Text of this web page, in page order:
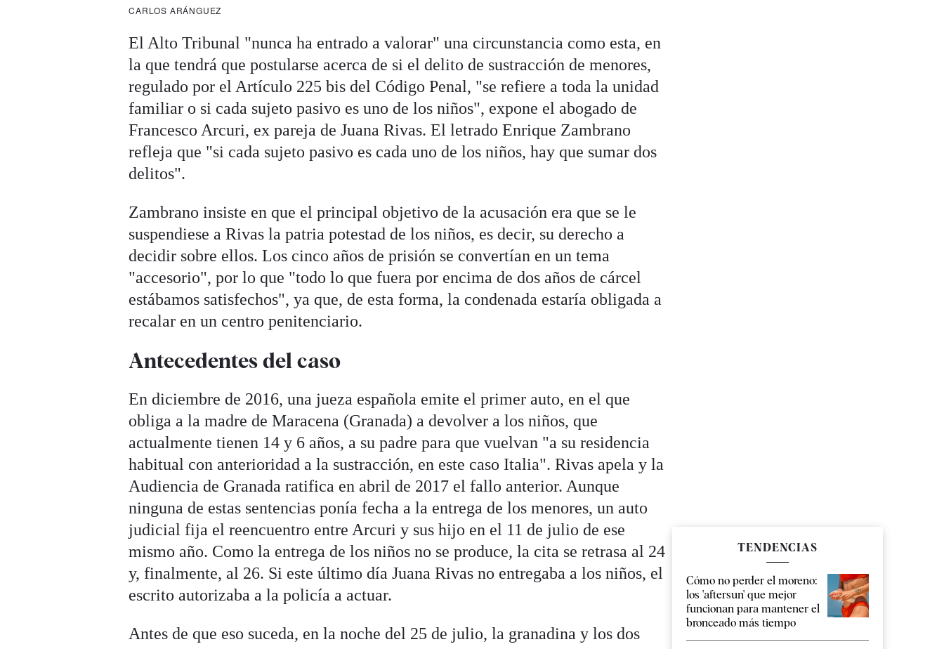
CARLOS ARÁNGUEZ
El Alto Tribunal "nunca ha entrado a valorar" una circunstancia como esta, en
la que tendrá que postularse acerca de si el delito de sustracción de menores,
regulado por el Artículo 225 bis del Código Penal, "se refiere a toda la unidad
familiar o si cada sujeto pasivo es uno de los niños", expone el abogado de
Francesco Arcuri, ex pareja de Juana Rivas. El letrado Enrique Zambrano
refleja que "si cada sujeto pasivo es cada uno de los niños, hay que sumar dos
delitos".
Zambrano insiste en que el principal objetivo de la acusación era que se le
suspendiese a Rivas la patria potestad de los niños, es decir, su derecho a
decidir sobre ellos. Los cinco años de prisión se convertían en un tema
"accesorio", por lo que "todo lo que fuera por encima de dos años de cárcel
estábamos satisfechos", ya que, de esta forma, la condenada estaría obligada a
recalar en un centro penitenciario.
Antecedentes del caso
En diciembre de 2016, una jueza española emite el primer auto, en el que
obliga a la madre de Maracena (Granada) a devolver a los niños, que
actualmente tienen 14 y 6 años, a su padre para que vuelvan "a su residencia
habitual con anterioridad a la sustracción, en este caso Italia". Rivas apela y la
Audiencia de Granada ratifica en abril de 2017 el fallo anterior. Aunque
ninguna de estas sentencias ponía fecha a la entrega de los menores, un auto
judicial fija el reencuentro entre Arcuri y sus hijo en el 11 de julio de ese
mismo año. Como la entrega de los niños no se produce, la cita se retrasa al 24
y, finalmente, al 26. Si este último día Juana Rivas no entregaba a los niños, el
escrito autorizaba a la policía a actuar.
Antes de que eso suceda, en la noche del 25 de julio, la granadina y los dos
TENDENCIAS
Cómo no perder el moreno:
los 'aftersun' que mejor
funcionan para mantener el
bronceado más tiempo